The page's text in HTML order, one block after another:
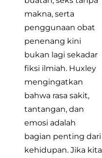
makna, serta
penggunaan obat
penenang kini
bukan lagi sekadar
fiksi ilmiah. Huxley
mengingatkan
bahwa rasa sakit,
tantangan, dan
emosi adalah
bagian penting dari
kehidupan. Jika kita